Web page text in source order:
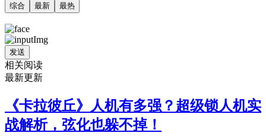
综合 最新 最热
发送
相关阅读
最新更新
《卡拉彼丘》人机有多强？超级锁人机实
战解析，弦化也躲不掉！